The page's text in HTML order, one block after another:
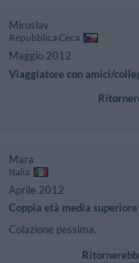
Miroslav
Repubblica Ceca
Maggio 2012
Viaggiatore con amici/
Mara
Italia
Aprile 2012
Coppia età media
Colazione pessima.